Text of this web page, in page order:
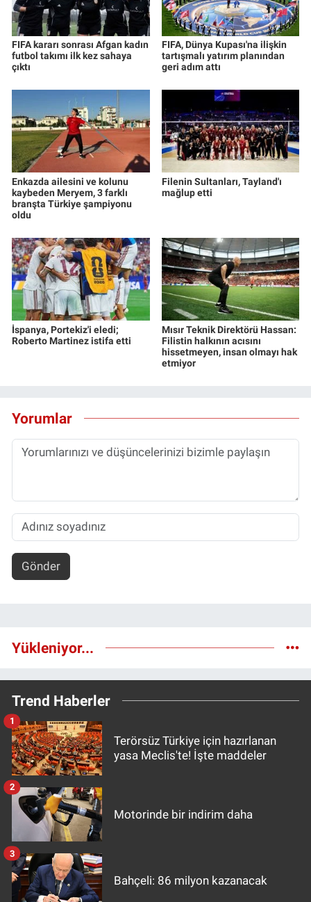
FIFA kararı sonrası Afgan kadın
futbol takımı ilk kez sahaya
çıktı
FIFA, Dünya Kupası'na ilişkin
tartışmalı yatırım planından
geri adım attı
Enkazda ailesini ve kolunu
kaybeden Meryem, 3 farklı
branşta Türkiye şampiyonu
oldu
Filenin Sultanları, Tayland'ı
mağlup etti
İspanya, Portekiz'i eledi;
Roberto Martinez istifa etti
Mısır Teknik Direktörü Hassan:
Filistin halkının acısını
hissetmeyen, insan olmayı hak
etmiyor
Yorumlar
Gönder
Yükleniyor...
Trend Haberler
Terörsüz Türkiye için hazırlanan
yasa Meclis'te! İşte maddeler
1
Motorinde bir indirim daha
2
Bahçeli: 86 milyon kazanacak
3